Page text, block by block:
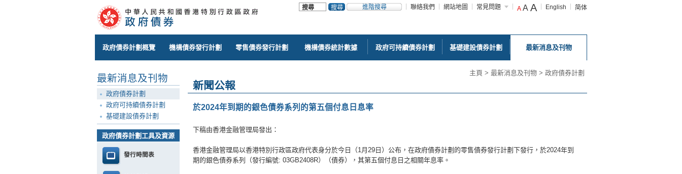
進階搜尋 聯絡我們 網站地圖 常見問題 A A A English 简体
政府債券計劃概覽 機構債券發行計劃 零售債券發行計劃 機構債券統計數據 政府可持續債券計劃 基礎建設債券計劃 最新消息及刊物
最新消息及刊物
政府債券計劃
政府可持續債券計劃
基礎建設債券計劃
政府債券計劃工具及資源
發行時間表
主頁 > 最新消息及刊物 > 政府債券計劃
新聞公報
於2024年到期的銀色債券系列的第五個付息日息率
下稿由香港金融管理局發出：
香港金融管理局以香港特別行政區政府代表身分於今日（1月29日）公布，在政府債券計劃的零售債券發行計劃下發行，於2024年到
期的銀色債券系列（發行編號: 03GB2408R）（債券），其第五個付息日之相關年息率。